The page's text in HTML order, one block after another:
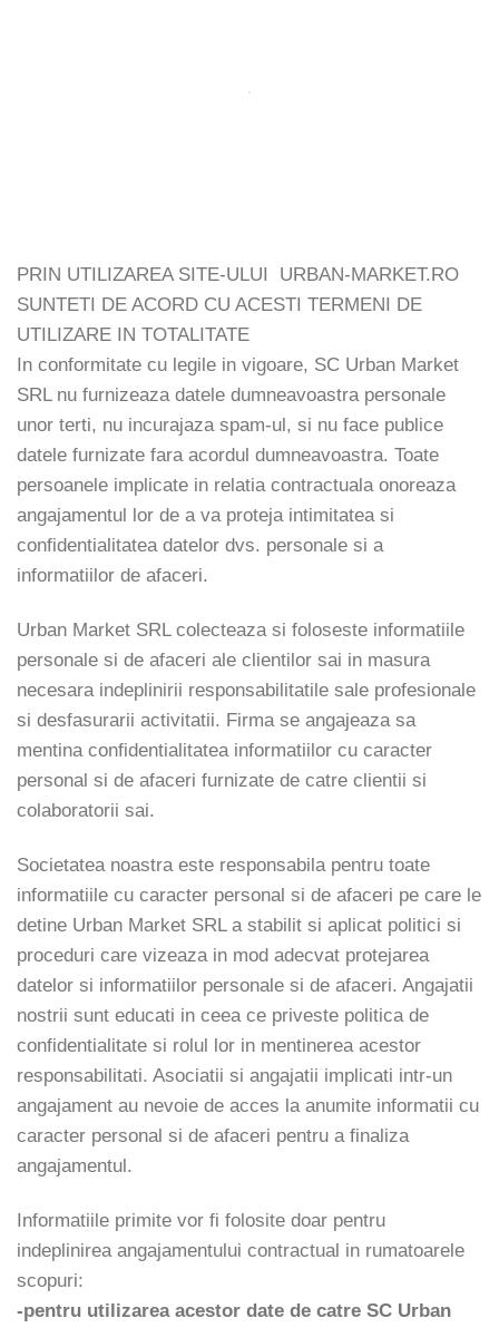
PRIN UTILIZAREA SITE-ULUI URBAN-MARKET.RO
SUNTETI DE ACORD CU ACESTI TERMENI DE
UTILIZARE IN TOTALITATE
In conformitate cu legile in vigoare, SC Urban Market
SRL nu furnizeaza datele dumneavoastra personale
unor terti, nu incurajaza spam-ul, si nu face publice
datele furnizate fara acordul dumneavoastra. Toate
persoanele implicate in relatia contractuala onoreaza
angajamentul lor de a va proteja intimitatea si
confidentialitatea datelor dvs. personale si a
informatiilor de afaceri.
Urban Market SRL colecteaza si foloseste informatiile
personale si de afaceri ale clientilor sai in masura
necesara indeplinirii responsabilitatile sale profesionale
si desfasurarii activitatii. Firma se angajeaza sa
mentina confidentialitatea informatiilor cu caracter
personal si de afaceri furnizate de catre clientii si
colaboratorii sai.
Societatea noastra este responsabila pentru toate
informatiile cu caracter personal si de afaceri pe care le
detine Urban Market SRL a stabilit si aplicat politici si
proceduri care vizeaza in mod adecvat protejarea
datelor si informatiilor personale si de afaceri. Angajatii
nostrii sunt educati in ceea ce priveste politica de
confidentialitate si rolul lor in mentinerea acestor
responsabilitati. Asociatii si angajatii implicati intr-un
angajament au nevoie de acces la anumite informatii cu
caracter personal si de afaceri pentru a finaliza
angajamentul.
Informatiile primite vor fi folosite doar pentru
indeplinirea angajamentului contractual in rumatoarele
scopuri:
-pentru utilizarea acestor date de catre SC Urban